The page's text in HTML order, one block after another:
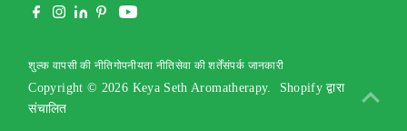
शुल्क वापसी की नीतिगोपनीयता नीतिसेवा की शर्तेंसंपर्क जानकारी
Copyright © 2026 Keya Seth Aromatherapy. Shopify द्वारा
संचालित